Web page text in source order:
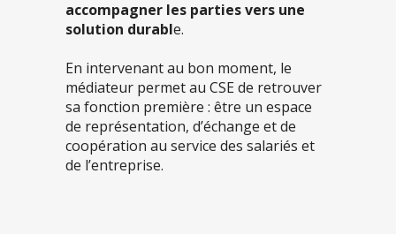
accompagner les parties vers une
solution durable.
En intervenant au bon moment, le
médiateur permet au CSE de retrouver
sa fonction première : être un espace
de représentation, d’échange et de
coopération au service des salariés et
de l’entreprise.